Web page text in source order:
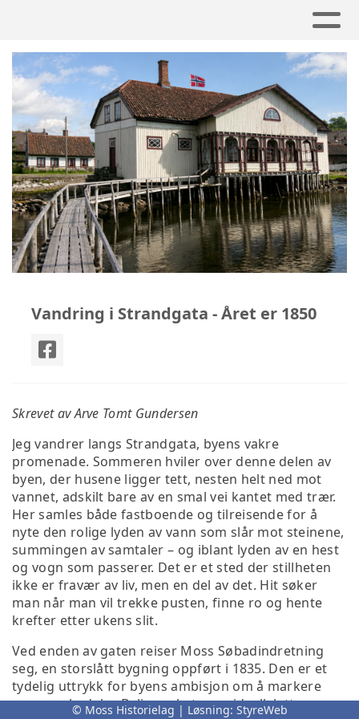
Vandring i Strandgata - Året er 1850
Skrevet av Arve Tomt Gundersen
Jeg vandrer langs Strandgata, byens vakre
promenade. Sommeren hviler over denne delen av
byen, der husene ligger tett, nesten helt ned mot
vannet, adskilt bare av en smal vei kantet med trær.
Her samles både fastboende og tilreisende for å
nyte den rolige lyden av vann som slår mot steinene,
summingen av samtaler – og iblant lyden av en hest
og vogn som passerer. Det er et sted der stillheten
ikke er fravær av liv, men en del av det. Hit søker
man når man vil trekke pusten, finne ro og hente
krefter etter ukens slit.
Ved enden av gaten reiser Moss Søbadindretning
seg, en storslått bygning oppført i 1835. Den er et
tydelig uttrykk for byens ambisjon om å markere
seg som badeby. Beliggenheten er ideell: lett
© Moss Historielag | Løsning: StyreWeb